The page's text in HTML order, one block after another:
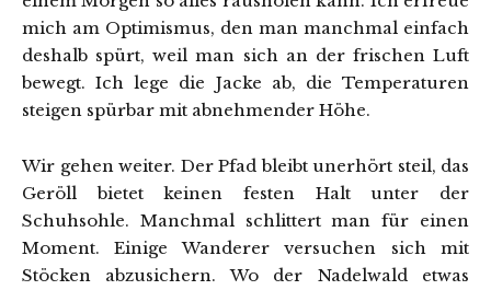
mich am Optimismus, den man manchmal einfach
deshalb spürt, weil man sich an der frischen Luft
bewegt. Ich lege die Jacke ab, die Temperaturen
steigen spürbar mit abnehmender Höhe.
Wir gehen weiter. Der Pfad bleibt unerhört steil, das
Geröll bietet keinen festen Halt unter der
Schuhsohle. Manchmal schlittert man für einen
Moment. Einige Wanderer versuchen sich mit
Stöcken abzusichern. Wo der Nadelwald etwas